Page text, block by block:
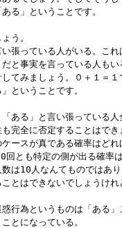
る」ということです。
う。
張っている人がいる。こ
と事実を言っている人もい
てみましょう。０＋１＝１
ということです。
る」と言い張っている
完全に否定することはでき
ースが真である確率はどれ
とも特定の側が出る確率
は10人なんてものではあ
とはできないでしょうけ
行為というものは「ある」
とになっている。